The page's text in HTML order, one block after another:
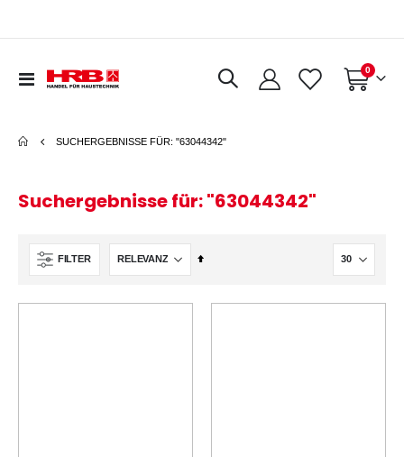
Navigation
Warenkorb
0
SUCHERGEBNISSE FÜR: "63044342"
Suchergebnisse für: "63044342"
FILTER
In